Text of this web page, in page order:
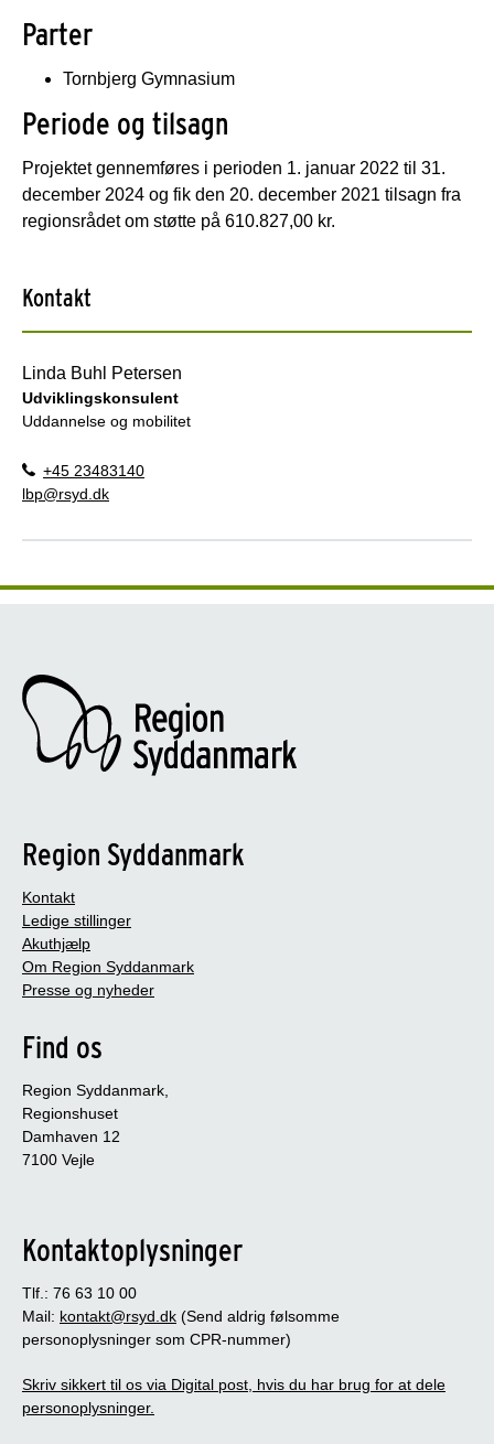
Parter
Tornbjerg Gymnasium
Periode og tilsagn
Projektet gennemføres i perioden 1. januar 2022 til 31.
december 2024 og fik den 20. december 2021 tilsagn fra
regionsrådet om støtte på 610.827,00 kr.
Kontakt
Linda Buhl Petersen
Udviklingskonsulent
Uddannelse og mobilitet
+45 23483140
lbp@rsyd.dk
Region Syddanmark
Kontakt
Ledige stillinger
Akuthjælp
Om Region Syddanmark
Presse og nyheder
Find os
Region Syddanmark,
Regionshuset
Damhaven 12
7100 Vejle
Kontaktoplysninger
Tlf.: 76 63 10 00
Mail: kontakt@rsyd.dk (Send aldrig følsomme
personoplysninger som CPR-nummer)
Skriv sikkert til os via Digital post, hvis du har brug for at dele
personoplysninger.